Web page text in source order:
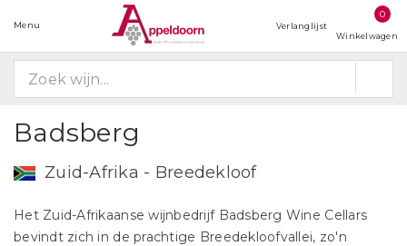
Menu Verlanglijst
0
Winkelwagen
Badsberg
Zuid-Afrika - Breedekloof
Het Zuid-Afrikaanse wijnbedrijf Badsberg Wine Cellars
bevindt zich in de prachtige Breedekloofvallei, zo'n